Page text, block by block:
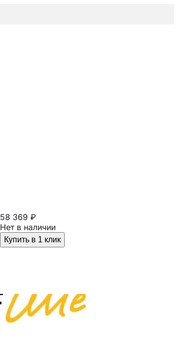
58 369 ₽
Нет в наличии
Купить в 1 клик